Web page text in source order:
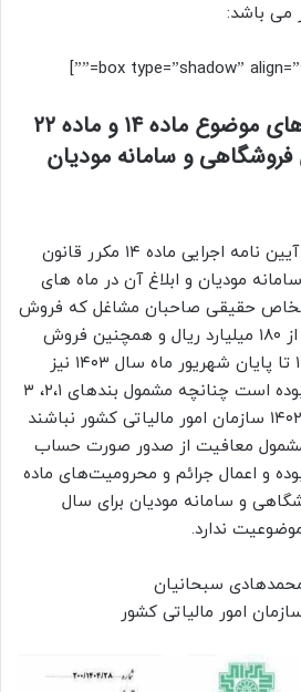
می باشد:
بخشنامه معافیت های موضوع ماده ۱۴ و ماده ۲۲
فروشگاهی و سامانه مودیان
با توجه به تاریخ تصویب آیین نامه اجرایی ماده ۱۴ مکرر قانون
مودیان و ابلاغ آن در ماه های
۱۴۰۳ کلیه اشخاص حقیقی صاحبان مشاغل که فروش
ایشان در سال ۱۴۰۳ کمتر از ۱۸۰ میلیارد ریال و همچنین فروش
ایشان از ابتدای سال ۱۴۰۳ تا پایان شهریور ماه سال ۱۴۰۳ نیز
کمتر از ۱۴۴ میلیارد ریال بوده است چنانچه مشمول بندهای ۲،۱، ۳
و ۴ اطلاعیه مورخ ۲۹ آذر ۱۴۰۲ سازمان امور مالیاتی کشور نباشند
معافیت از صدور صورت حساب
در سال ۱۴۰۳ بوده و اعمال جرائم و محرومیت‌های ماده
و سامانه مودیان برای سال
ندارد.
سبحانیان
امور مالیاتی کشور